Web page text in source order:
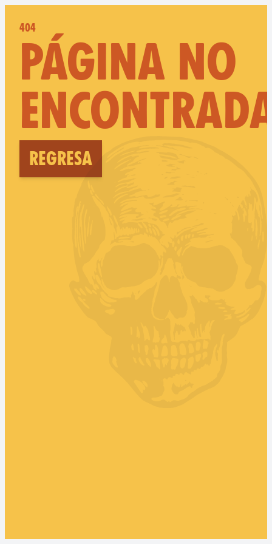
404
PÁGINA NO
Regresa